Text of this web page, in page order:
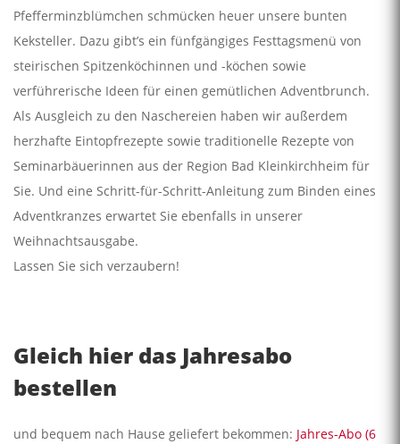
Pfefferminzblümchen schmücken heuer unsere bunten
Keksteller. Dazu gibt’s ein fünfgängiges Festtagsmenü von
steirischen Spitzenköchinnen und -köchen sowie
verführerische Ideen für einen gemütlichen Adventbrunch.
Als Ausgleich zu den Naschereien haben wir außerdem
herzhafte Eintopfrezepte sowie traditionelle Rezepte von
Seminarbäuerinnen aus der Region Bad Kleinkirchheim für
Sie. Und eine Schritt-für-Schritt-Anleitung zum Binden eines
Adventkranzes erwartet Sie ebenfalls in unserer
Weihnachtsausgabe.
Lassen Sie sich verzaubern!
Gleich hier das Jahresabo
bestellen
und bequem nach Hause geliefert bekommen: Jahres-Abo (6